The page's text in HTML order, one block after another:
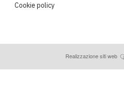
Cookie policy
Realizzazione siti web